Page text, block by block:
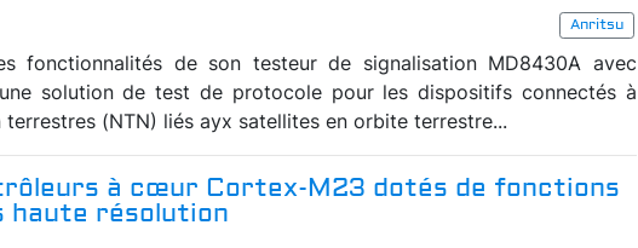
Anritsu
fonctionnalités de son testeur de signalisation MD8430A avec
solution de test de protocole pour les dispositifs connectés à
terrestres (NTN) liés ayx satellites en orbite terrestre...
à cœur Cortex-M23 dotés de fonctions
haute résolution